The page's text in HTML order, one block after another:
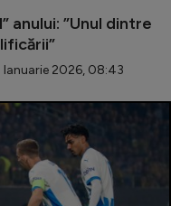
anului: ”Unul dintre
2026, 08:43